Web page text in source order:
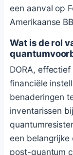
een aanval op
Amerikaanse
Wat is de rol
DORA,
financiële
benaderingen
inventarissen
een
post-quantum